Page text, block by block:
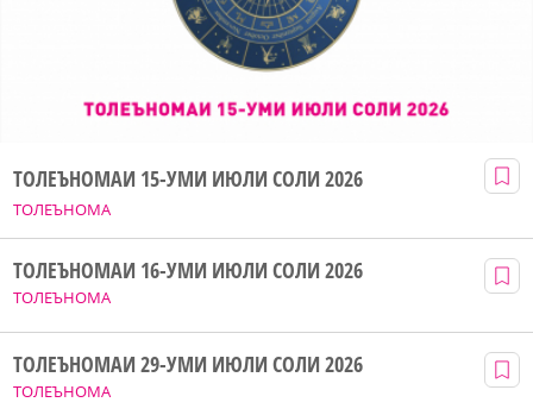
ТОЛЕЪНОМА
ТОЛЕЪНОМАИ 15-УМИ ИЮЛИ СОЛИ 2026
ТОЛЕЪНОМА
ТОЛЕЪНОМАИ 16-УМИ ИЮЛИ СОЛИ 2026
ТОЛЕЪНОМА
ТОЛЕЪНОМАИ 29-УМИ ИЮЛИ СОЛИ 2026